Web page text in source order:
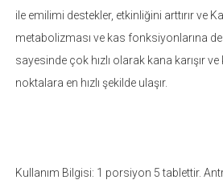
ile emilimi destekler, etkinliğini arttırır ve
metabolizması ve kas fonksiyonlarına
sayesinde çok hızlı olarak kana karışır
noktalara en hızlı şekilde ulaşır.
Kullanım Bilgisi: 1 porsiyon 5 tablettir.